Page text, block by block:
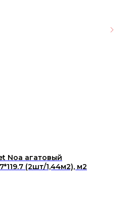
Noa агатовый
(2шт/1,44м2), м2